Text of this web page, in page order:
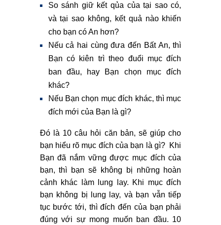
So sánh giữ kết qủa của tại sao có,
và tại sao không, kết quả nào khiến
cho bạn có An hơn?
Nếu cả hai cùng đưa đến Bất An, thì
Bạn có kiên trì theo đuổi mục đích
ban đầu, hay Bạn chọn mục đích
khác?
Nếu Bạn chọn mục đích khác, thì mục
đích mới của Bạn là gì?
Đó là 10 câu hỏi căn bản, sẽ giúp cho
bạn hiểu rõ mục đích của bạn là gì? Khi
Bạn đã nắm vững được mục đích của
bạn, thì bạn sẽ không bị những hoàn
cảnh khác làm lung lay. Khi mục đích
bạn không bị lung lay, và bạn vẫn tiếp
tục bước tới, thì đích đến của bạn phải
đúng với sự mong muốn ban đầu. 10